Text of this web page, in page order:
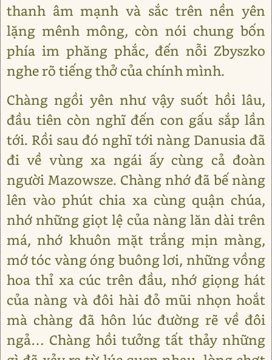
thanh âm mạnh và sắc trên nền yên
lặng mênh mông, còn nói chung bốn
phía im phăng phắc, đến nỗi Zbyszko
nghe rõ tiếng thở của chính mình.
Chàng ngồi yên như vậy suốt hồi lâu,
đầu tiên còn nghĩ đến con gấu sắp lần
tới. Rồi sau đó nghĩ tới nàng Danusia đã
đi về vùng xa ngái ấy cùng cả đoàn
người Mazowsze. Chàng nhớ đã bế nàng
lên vào phút chia xa cùng quận chúa,
nhớ những giọt lệ của nàng lăn dài trên
má, nhớ khuôn mặt trắng mịn màng,
mớ tóc vàng óng buông lơi, những vồng
hoa thỉ xa cúc trên đầu, nhớ giọng hát
của nàng và đôi hài đỏ mũi nhọn hoắt
mà chàng đã hôn lúc đường rẽ về đôi
ngả… Chàng hồi tưởng tất thảy những